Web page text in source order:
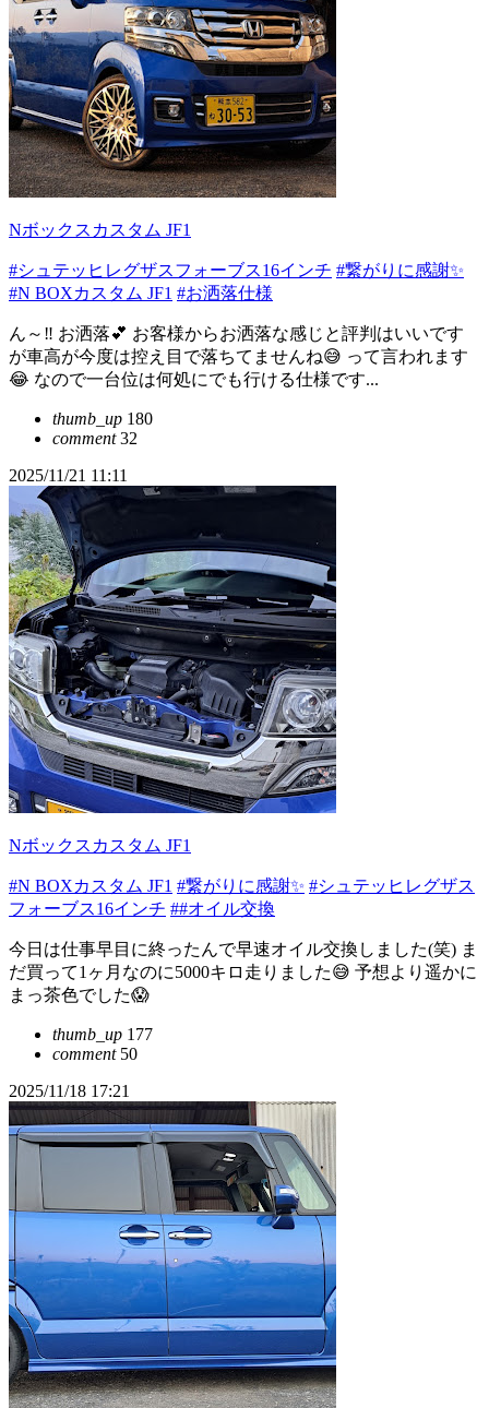
Nボックスカスタム JF1
#シュテッヒレグザスフォーブス16インチ #繋がりに感謝✨
#N BOXカスタム JF1 #お洒落仕様
ん～‼️ お洒落💕 お客様からお洒落な感じと評判はいいです
が車高が今度は控え目で落ちてませんね😅 って言われます
😂 なので一台位は何処にでも行ける仕様です...
thumb_up 180
comment32
2025/11/21 11:11
Nボックスカスタム JF1
#N BOXカスタム JF1 #繋がりに感謝✨ #シュテッヒレグザス
フォーブス16インチ ##オイル交換
今日は仕事早目に終ったんで早速オイル交換しました(笑) ま
だ買って1ヶ月なのに5000キロ走りました😅 予想より遥かに
まっ茶色でした😱
thumb_up 177
comment50
2025/11/18 17:21